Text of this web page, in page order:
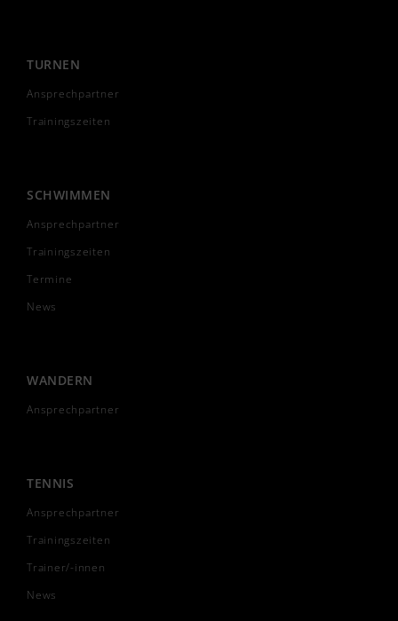
TURNEN
Ansprechpartner
Trainingszeiten
SCHWIMMEN
Ansprechpartner
Trainingszeiten
Termine
News
WANDERN
Ansprechpartner
TENNIS
Ansprechpartner
Trainingszeiten
Trainer/-innen
News